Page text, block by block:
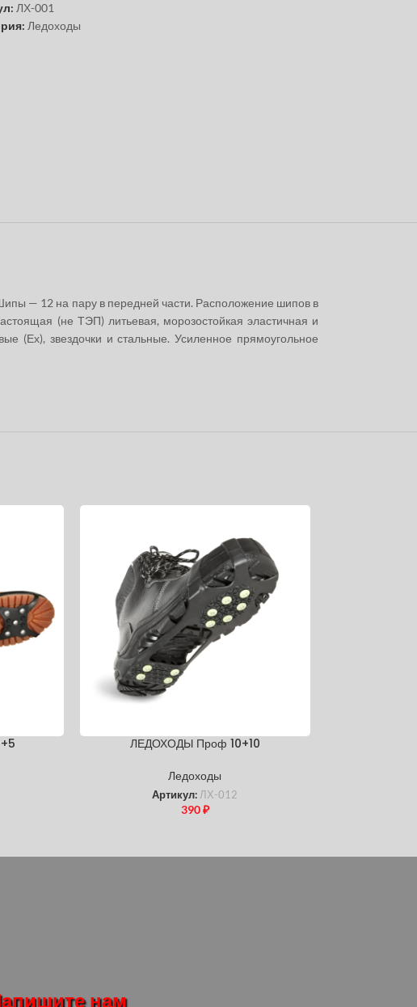
ЛХ-001
Ледоходы
— 12 на пару в передней части. Расположение шипов в
(не ТЭП) литьевая, морозостойкая эластичная и
(Ех), звездочки и стальные. Усиленное прямоугольное
ЛЕДОХОДЫ Проф 10+10
Ледоходы
Артикул: ЛХ-012
390₽
нам